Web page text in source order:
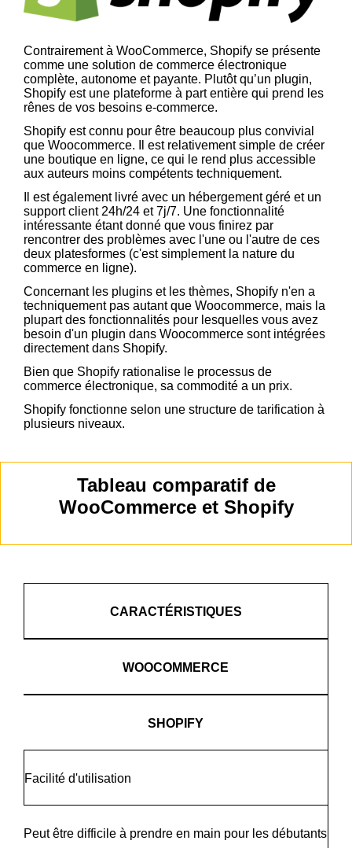
Contrairement à WooCommerce, Shopify se présente
comme une solution de commerce électronique
complète, autonome et payante. Plutôt qu’un plugin,
Shopify est une plateforme à part entière qui prend les
rênes de vos besoins e-commerce.
Shopify est connu pour être beaucoup plus convivial
que Woocommerce. Il est relativement simple de créer
une boutique en ligne, ce qui le rend plus accessible
aux auteurs moins compétents techniquement.
Il est également livré avec un hébergement géré et un
support client 24h/24 et 7j/7. Une fonctionnalité
intéressante étant donné que vous finirez par
rencontrer des problèmes avec l'une ou l'autre de ces
deux platesformes (c'est simplement la nature du
commerce en ligne).
Concernant les plugins et les thèmes, Shopify n'en a
techniquement pas autant que Woocommerce, mais la
plupart des fonctionnalités pour lesquelles vous avez
besoin d'un plugin dans Woocommerce sont intégrées
directement dans Shopify.
Bien que Shopify rationalise le processus de
commerce électronique, sa commodité a un prix.
Shopify fonctionne selon une structure de tarification à
plusieurs niveaux.
Tableau comparatif de
WooCommerce et Shopify
CARACTÉRISTIQUES
WOOCOMMERCE
SHOPIFY
Facilité d'utilisation
Peut être difficile à prendre en main pour les débutants